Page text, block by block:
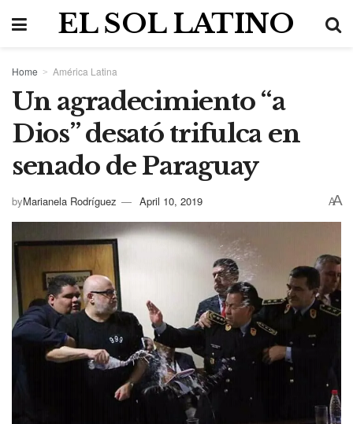
EL SOL LATINO
Home América Latina
Un agradecimiento “a
Dios” desató trifulca en
senado de Paraguay
byMarianela Rodríguez April 10, 2019 AA